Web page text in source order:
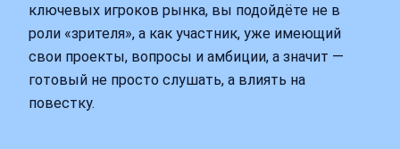
ключевых игроков рынка, вы подойдёте не в
роли «зрителя», а как участник, уже имеющий
свои проекты, вопросы и амбиции, а значит —
готовый не просто слушать, а влиять на
повестку.